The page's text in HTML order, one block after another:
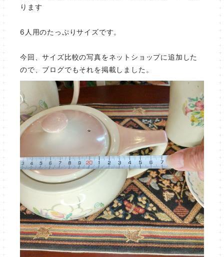
ります
6人用のたっぷりサイズです。
今回、サイズ比較の写真をネットショップに追加した
ので、ブログでもそれを掲載しました。